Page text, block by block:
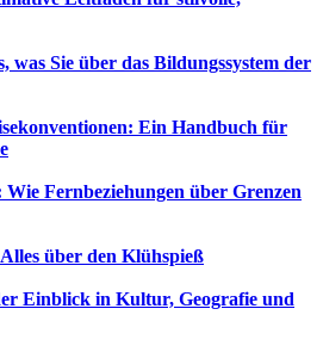
was Sie über das Bildungssystem der
Ein Handbuch für
Fernbeziehungen über Grenzen
über den Klühspieß
Einblick in Kultur, Geografie und